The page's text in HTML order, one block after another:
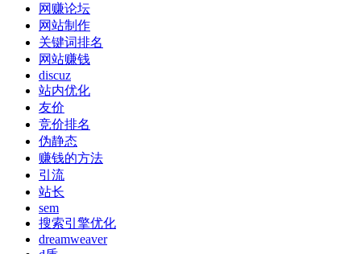
网赚论坛
网站制作
关键词排名
网站赚钱
discuz
站内优化
友价
竞价排名
伪静态
赚钱的方法
引流
站长
sem
搜索引擎优化
dreamweaver